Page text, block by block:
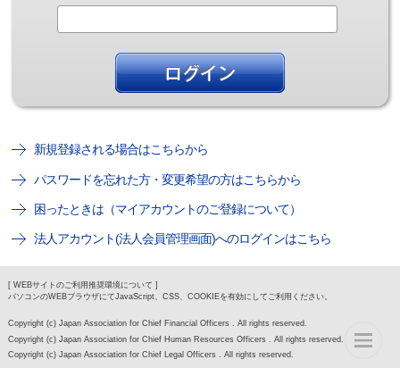
新規登録される場合はこちらから
パスワードを忘れた方・変更希望の方はこちらから
困ったときは（マイアカウントのご登録について）
法人アカウント(法人会員管理画面)へのログインはこちら
[ WEBサイトのご利用推奨環境について ]
パソコンのWEBブラウザにてJavaScript、CSS、COOKIEを有効にしてご利用ください。
Copyright (c) Japan Association for Chief Financial Officers . All rights reserved.
Copyright (c) Japan Association for Chief Human Resources Officers . All rights reserved.
Copyright (c) Japan Association for Chief Legal Officers . All rights reserved.